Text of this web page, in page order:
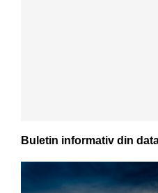
Buletin informativ din